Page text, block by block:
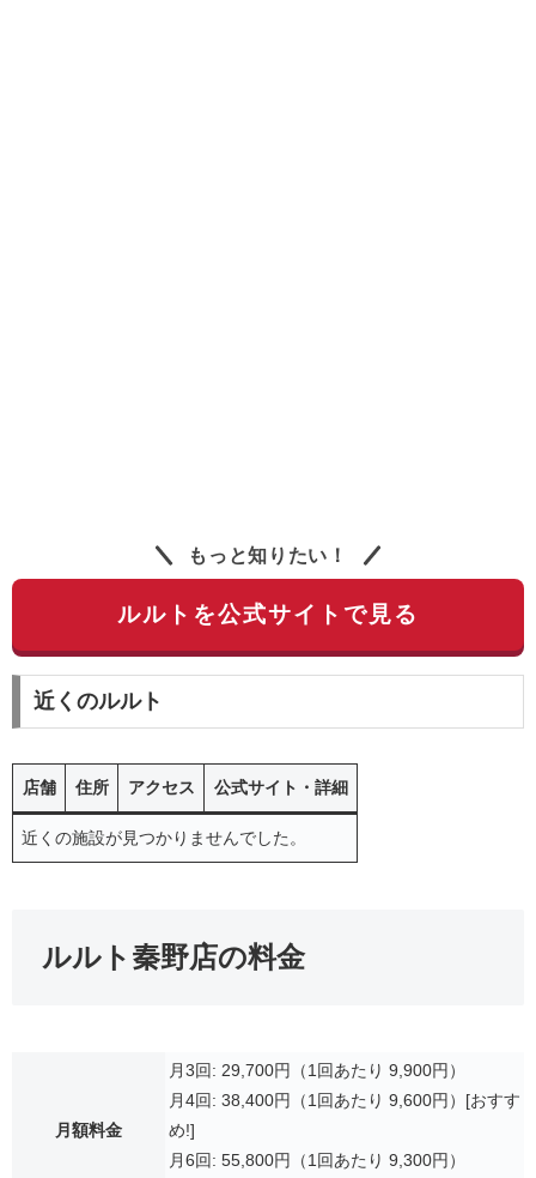
もっと知りたい！
ルルトを公式サイトで見る
近くのルルト
店舗 住所 アクセス 公式サイト・詳細
近くの施設が見つかりませんでした。
ルルト秦野店の料金
月額料金
月3回: 29,700円（1回あたり 9,900円）
月4回: 38,400円（1回あたり 9,600円）[おすす
め!]
月6回: 55,800円（1回あたり 9,300円）